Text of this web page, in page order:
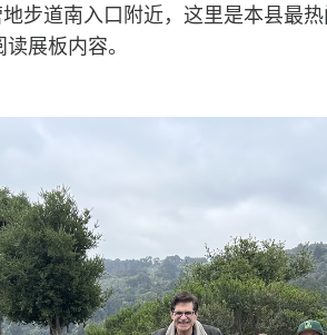
步道南入口附近，这里是本县最
展板内容。